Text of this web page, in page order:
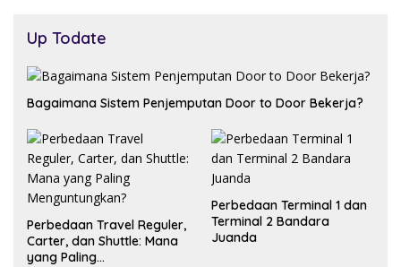
Up Todate
Bagaimana Sistem Penjemputan Door to Door Bekerja?
Perbedaan Travel Reguler,
Carter, dan Shuttle: Mana
yang Paling
Perbedaan Terminal 1 dan
Terminal 2 Bandara
Juanda